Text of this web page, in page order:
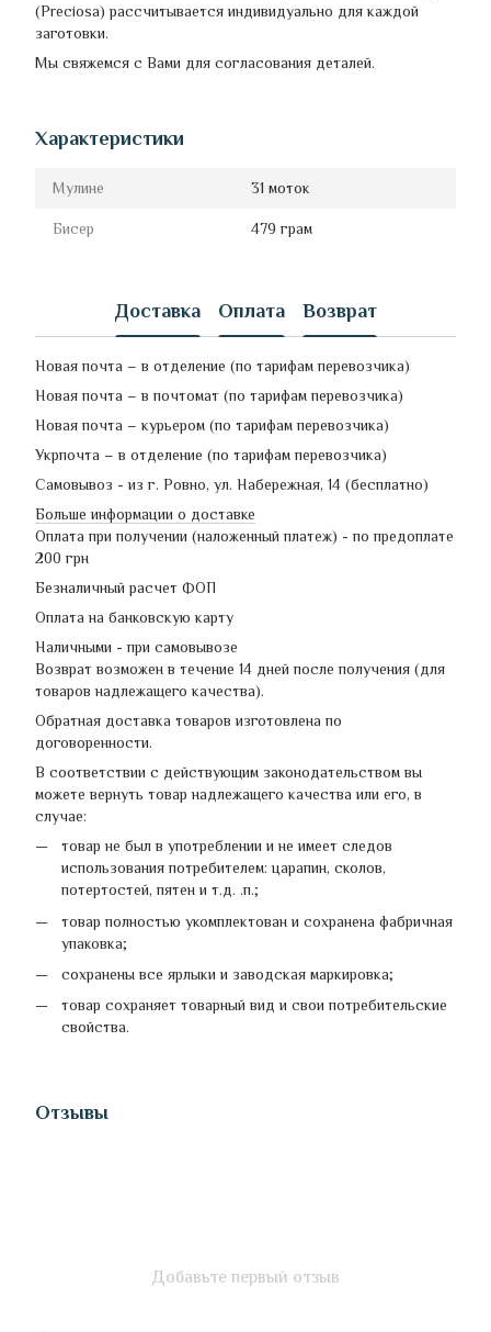
(Preciosa) рассчитывается индивидуально для каждой
заготовки.
Мы свяжемся с Вами для согласования деталей.
Характеристики
Мулине 31 моток
Бисер 479 грам
Доставка Оплата Возврат
Новая почта – в отделение (по тарифам перевозчика)
Новая почта – в почтомат (по тарифам перевозчика)
Новая почта – курьером (по тарифам перевозчика)
Укрпочта – в отделение (по тарифам перевозчика)
Самовывоз - из г. Ровно, ул. Набережная, 14 (бесплатно)
Больше информации о доставке
Оплата при получении (наложенный платеж) - по предоплате
200 грн
Безналичный расчет ФОП
Оплата на банковскую карту
Наличными - при самовывозе
Возврат возможен в течение 14 дней после получения (для
товаров надлежащего качества).
Обратная доставка товаров изготовлена по
договоренности.
В соответствии с действующим законодательством вы
можете вернуть товар надлежащего качества или его, в
случае:
товар не был в употреблении и не имеет следов
использования потребителем: царапин, сколов,
потертостей, пятен и т.д. .п.;
товар полностью укомплектован и сохранена фабричная
упаковка;
сохранены все ярлыки и заводская маркировка;
товар сохраняет товарный вид и свои потребительские
свойства.
Отзывы
Добавьте первый отзыв